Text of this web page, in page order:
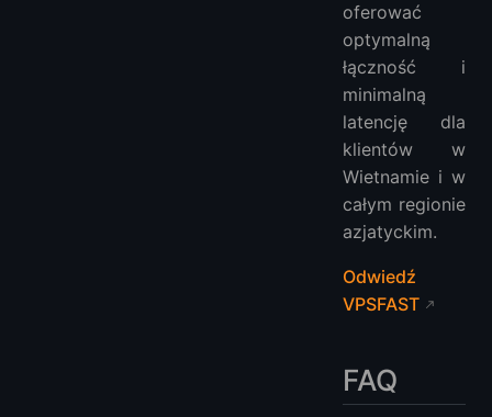
oferować
optymalną
łączność i
minimalną
latencję dla
klientów w
Wietnamie i w
całym regionie
azjatyckim.
Odwiedź
VPSFAST
FAQ